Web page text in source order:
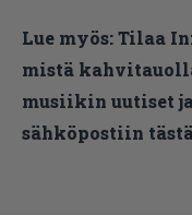
Lue myös:Tilaa
mistä
musiikin uutiset
sähköpostiin